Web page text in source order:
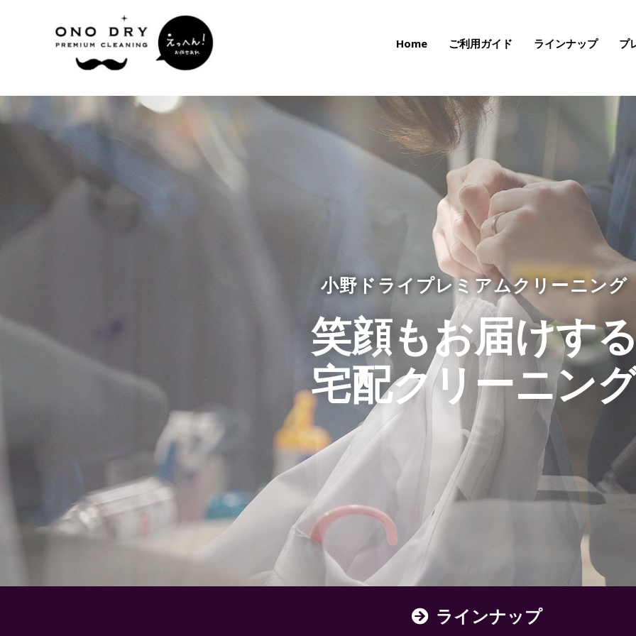
Home ご利用ガイド ラインナップ プ
小野ドライプレミアムクリーニング
笑顔もお届けす
宅配クリーニン
ラインナップ